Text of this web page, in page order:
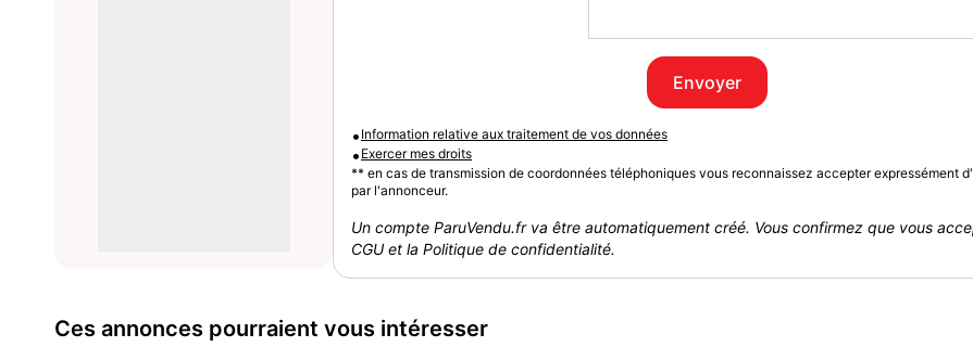
Envoyer
• Information relative aux traitement de vos données
• Exercer mes droits
** en cas de transmission de coordonnées téléphoniques vous reconnaissez accepter expressément
par l'annonceur.
Un compte ParuVendu.fr va être automatiquement créé. Vous confirmez que vous
CGU et la Politique de confidentialité.
Ces annonces pourraient vous intéresser